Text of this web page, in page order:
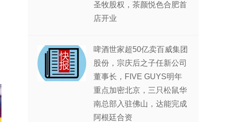
圣牧股权，茶颜悦色合肥首
店开业
啤酒世家超50亿卖百威集团
股份，宗庆后之子任新公司
董事长，FIVE GUYS明年
重点加密北京，三只松鼠华
南总部入驻佛山，达能完成
阿根廷合资